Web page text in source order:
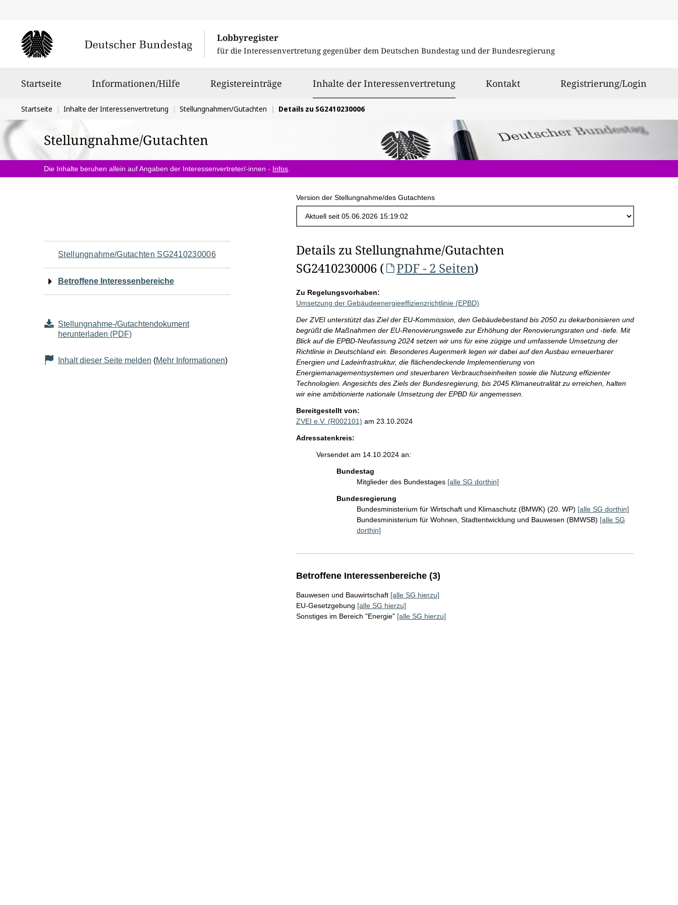
Lobbyregister
für die Interessenvertretung gegenüber dem Deutschen Bundestag und der Bundesregierung
Startseite Informationen/Hilfe Registereinträge Inhalte der Interessenvertretungausgewählt
Kontakt Registrierung/Login
Sie
befinden
sich
hier:
Startseite Inhalte der Interessenvertretung Stellungnahmen/Gutachten Details zu SG2410230006
Stellungnahme/Gutachten
Die Inhalte beruhen allein auf Angaben der Interessenvertreter/-innen - Infos
Version der Stellungnahme/des Gutachtens
Navigation
für
Seiteninhalt
Stellungnahme/Gutachten SG2410230006
Betroffene Interessenbereiche
Stellungnahme-/Gutachtendokument
herunterladen (PDF)
Inhalt dieser Seite melden (Mehr Informationen)
Details zu Stellungnahme/Gutachten
SG2410230006 (
PDF - 2 Seiten)
Zu Regelungsvorhaben:
Umsetzung der Gebäudeenergieeffizienzrichtlinie (EPBD)
Der ZVEI unterstützt das Ziel der EU-Kommission, den Gebäudebestand bis 2050 zu dekarbonisieren und
begrüßt die Maßnahmen der EU-Renovierungswelle zur Erhöhung der Renovierungsraten und -tiefe. Mit
Blick auf die EPBD-Neufassung 2024 setzen wir uns für eine zügige und umfassende Umsetzung der
Richtlinie in Deutschland ein. Besonderes Augenmerk legen wir dabei auf den Ausbau erneuerbarer
Energien und Ladeinfrastruktur, die flächendeckende Implementierung von
Energiemanagementsystemen und steuerbaren Verbrauchseinheiten sowie die Nutzung effizienter
Technologien. Angesichts des Ziels der Bundesregierung, bis 2045 Klimaneutralität zu erreichen, halten
wir eine ambitionierte nationale Umsetzung der EPBD für angemessen.
Bereitgestellt von:
ZVEI e.V. (R002101) am 23.10.2024
Adressatenkreis:
Versendet am 14.10.2024 an:
Bundestag
Mitglieder des Bundestages [alle SG dorthin]
Bundesregierung
Bundesministerium für Wirtschaft und Klimaschutz (BMWK) (20. WP) [alle SG dorthin]
Bundesministerium für Wohnen, Stadtentwicklung und Bauwesen (BMWSB) [alle SG
dorthin]
Betroffene Interessenbereiche (3)
Bauwesen und Bauwirtschaft [alle SG hierzu]
EU-Gesetzgebung [alle SG hierzu]
Sonstiges im Bereich "Energie" [alle SG hierzu]